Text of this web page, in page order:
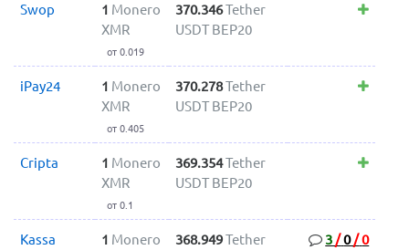
Swop 1 Monero
XMR
от 0.019
370.346Tether
USDT BEP20
iPay24 1 Monero
XMR
от 0.405
370.278Tether
USDT BEP20
Cripta 1 Monero
XMR
от 0.1
369.354Tether
USDT BEP20
Kassa 1 Monero
368.949Tether
3 /0/0